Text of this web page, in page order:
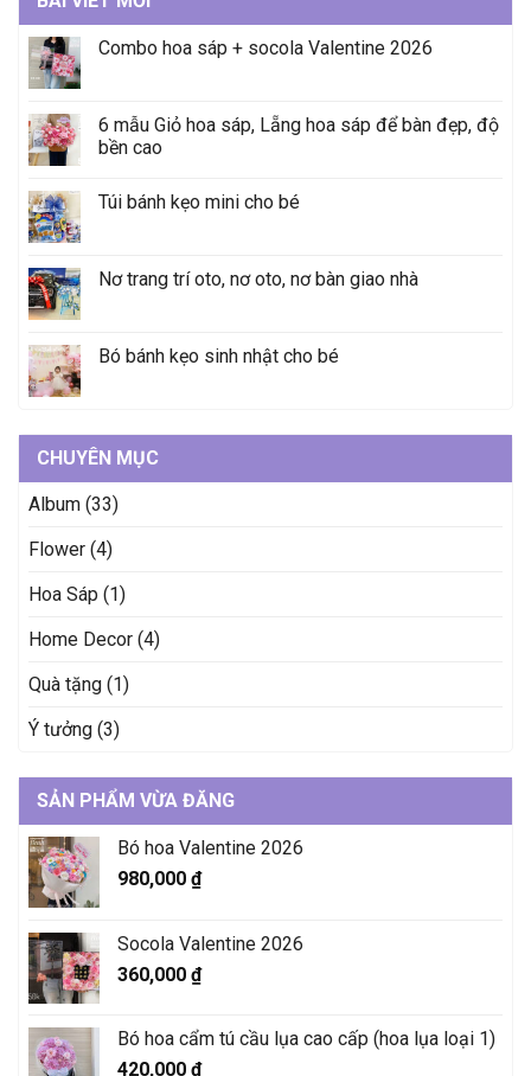
Combo hoa sáp + socola Valentine 2026
6 mẫu Giỏ hoa sáp, Lẵng hoa sáp để bàn đẹp, độ
bền cao
Túi bánh kẹo mini cho bé
Nơ trang trí oto, nơ oto, nơ bàn giao nhà
Bó bánh kẹo sinh nhật cho bé
CHUYÊN MỤC
Album (33)
Flower (4)
Hoa Sáp (1)
Home Decor (4)
Quà tặng (1)
Ý tưởng (3)
SẢN PHẨM VỪA ĐĂNG
Bó hoa Valentine 2026
980,000 ₫
Socola Valentine 2026
360,000 ₫
Bó hoa cẩm tú cầu lụa cao cấp (hoa lụa loại 1)
420,000 ₫